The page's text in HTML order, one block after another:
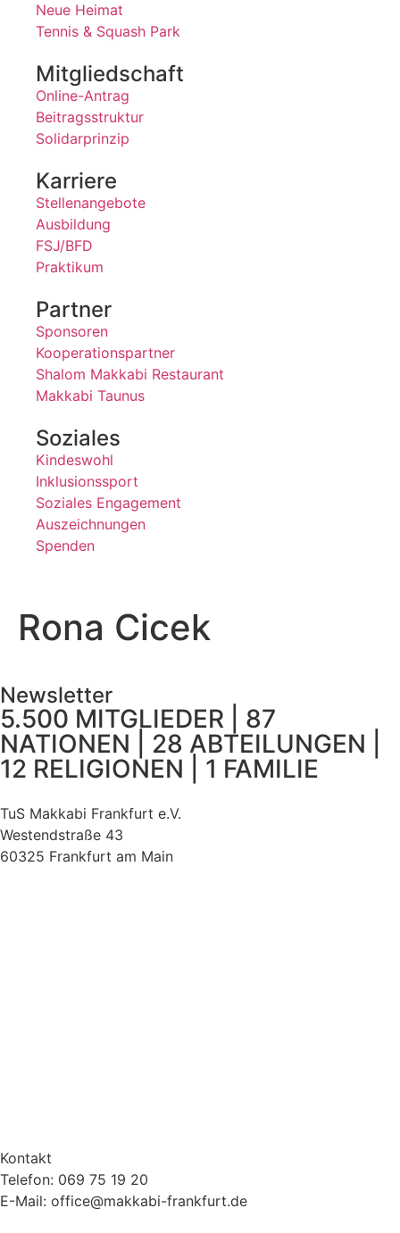
Neue Heimat
Tennis & Squash Park
Mitgliedschaft
Online-Antrag
Beitragsstruktur
Solidarprinzip
Karriere
Stellenangebote
Ausbildung
FSJ/BFD
Praktikum
Partner
Sponsoren
Kooperationspartner
Shalom Makkabi Restaurant
Makkabi Taunus
Soziales
Kindeswohl
Inklusionssport
Soziales Engagement
Auszeichnungen
Spenden
Rona Cicek
Newsletter
5.500 MITGLIEDER | 87
NATIONEN | 28 ABTEILUNGEN |
12 RELIGIONEN | 1 FAMILIE
TuS Makkabi Frankfurt e.V.
Westendstraße 43
60325 Frankfurt am Main
Kontakt
Telefon: 069 75 19 20
E-Mail: office@makkabi-frankfurt.de